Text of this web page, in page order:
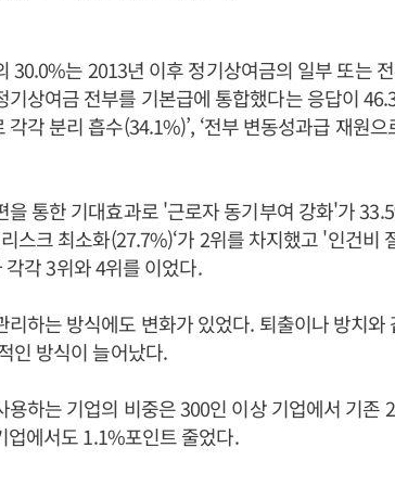
30.0%는 2013년 이후 정기상여금의 일부 또는
기상여금 전부를 기본급에 통합했다는 응답이
각각 분리 흡수(34.1%)’, ‘전부 변동성과급 재원
을 통한 기대효과로 '근로자 동기부여 강화'가
스크 최소화(27.7%)‘가 2위를 차지했고 '인건
각 3위와 4위를 이었다.
리하는 방식에도 변화가 있었다. 퇴출이나 방치
인 방식이 늘어났다.
용하는 기업의 비중은 300인 이상 기업에서 기존
업에서도 1.1%포인트 줄었다.